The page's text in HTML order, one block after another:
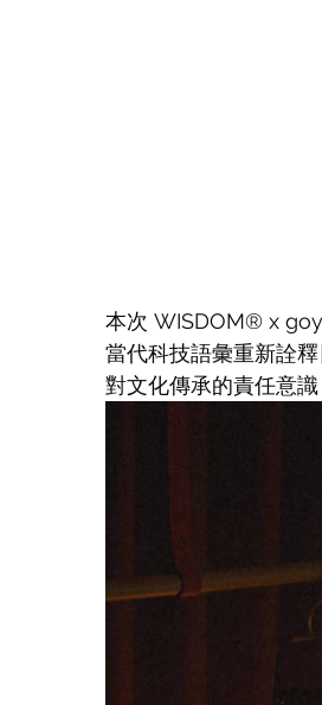
本次 WISDOM® x
當代科技語彙重新詮
對文化傳承的責任意